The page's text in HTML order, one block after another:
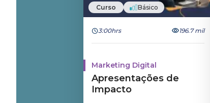
Curso Básico
3:00hrs 196.7 mil
Marketing Digital
Apresentações de
Impacto